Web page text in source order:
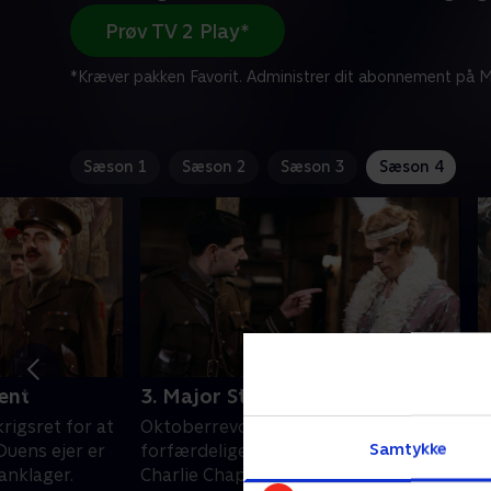
Samtykke
Prøv TV 2 Play*
*Kræver pakken Favorit. Administrer dit abonnement på
Sæson 1 Sæson 2 Sæson 3 Sæson 4
for at
ejer er
3. Major Star
Oktoberrevolutionen i Moskva får
forfærdelige følger, deriblandt en
Charlie Chaplin-imitation udført af